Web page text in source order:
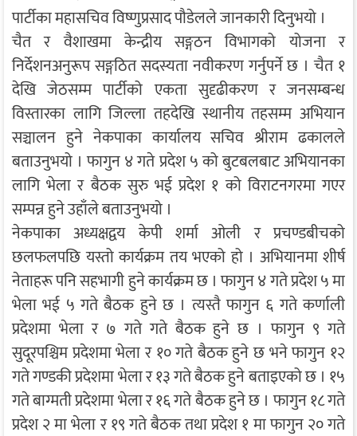
पार्टीका महासचिव विष्णुप्रसाद पौडेलले जानकारी दिनुभयो ।
चैत र वैशाखमा केन्द्रीय सङ्गठन विभागको योजना र
निर्देशनअनुरूप सङ्गठित सदस्यता नवीकरण गर्नुपर्ने छ । चैत १
देखि जेठसम्म पार्टीको एकता सुदृढीकरण र जनसम्बन्ध
विस्तारका लागि जिल्ला तहदेखि स्थानीय तहसम्म अभियान
सञ्चालन हुने नेकपाका कार्यालय सचिव श्रीराम ढकालले
बताउनुभयो । फागुन ४ गते प्रदेश ५ को बुटबलबाट अभियानका
लागि भेला र बैठक सुरु भई प्रदेश १ को विराटनगरमा गएर
सम्पन्न हुने उहाँले बताउनुभयो ।
नेकपाका अध्यक्षद्वय केपी शर्मा ओली र प्रचण्डबीचको
छलफलपछि यस्तो कार्यक्रम तय भएको हो । अभियानमा शीर्ष
नेताहरू पनि सहभागी हुने कार्यक्रम छ । फागुन ४ गते प्रदेश ५ मा
भेला भई ५ गते बैठक हुने छ । त्यस्तै फागुन ६ गते कर्णाली
प्रदेशमा भेला र ७ गते गते बैठक हुने छ । फागुन ९ गते
सुदूरपश्चिम प्रदेशमा भेला र १० गते बैठक हुने छ भने फागुन १२
गते गण्डकी प्रदेशमा भेला र १३ गते बैठक हुने बताइएको छ । १५
गते बाग्मती प्रदेशमा भेला र १६ गते बैठक हुने छ । फागुन १८ गते
प्रदेश २ मा भेला र १९ गते बैठक तथा प्रदेश १ मा फागुन २० गते